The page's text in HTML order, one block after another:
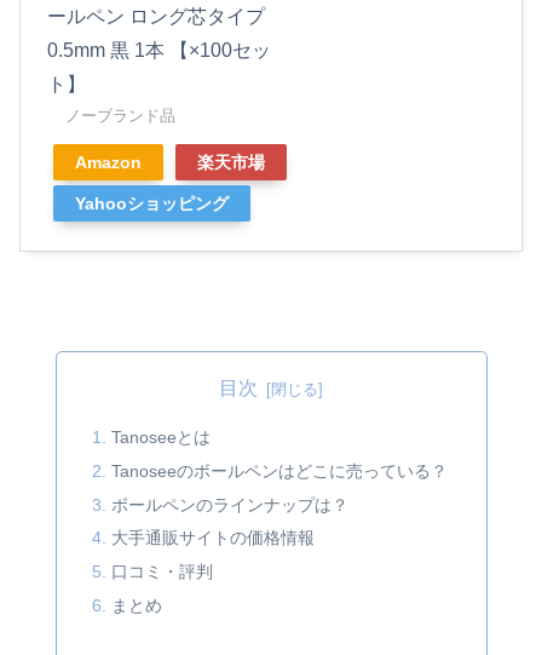
ールペン ロング芯タイプ
0.5mm 黒 1本 【×100セッ
ト】
ノーブランド品
Amazon 楽天市場
Yahooショッピング
目次
Tanoseeとは
Tanoseeのボールペンはどこに売っている？
ボールペンのラインナップは？
大手通販サイトの価格情報
口コミ・評判
まとめ